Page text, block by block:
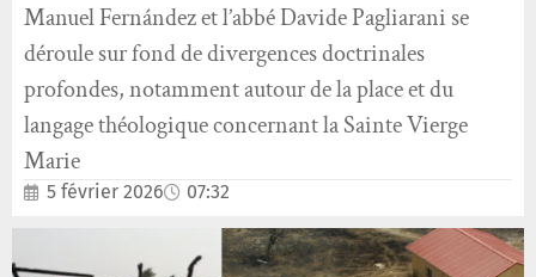
Manuel Fernández et l’abbé Davide Pagliarani se
déroule sur fond de divergences doctrinales
profondes, notamment autour de la place et du
langage théologique concernant la Sainte Vierge
Marie
5 février 2026 07:32